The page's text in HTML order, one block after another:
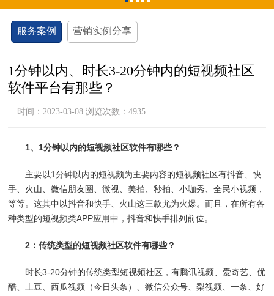
12345
服务案例 营销实例分享
1分钟以内、时长3-20分钟内的短视频社区
软件平台有那些？
时间：2023-03-08 浏览次数：4935
1、1分钟以内的短视频社区软件有哪些？
主要以1分钟以内的短视频为主要内容的短视频社区有抖音、快
手、火山、微信朋友圈、微视、美拍、秒拍、小咖秀、全民小视频，
等等。这其中以抖音和快手、火山这三款尤为火爆。而且，在所有各
种类型的短视频类APP应用中，抖音和快手排列前位。
2：传统类型的短视频社区软件有哪些？
时长3-20分钟的传统类型短视频社区，有腾讯视频、爱奇艺、优
酷、土豆、西瓜视频（今日头条）、微信公众号、梨视频、一条、好